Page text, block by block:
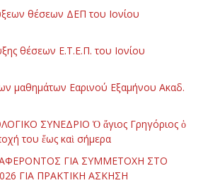
θέσεων ΔΕΠ του Ιονίου
θέσεων Ε.Τ.Ε.Π. του Ιονίου
μαθημάτων Εαρινού Εξαμήνου Ακαδ.
ΣΥΝΕΔΡΙΟ Ὁ ἅγιος Γρηγόριος ὁ
του ἕως καὶ σήμερα
ΓΙΑ ΣΥΜΜΕΤΟΧΗ ΣΤΟ
ΓΙΑ ΠΡΑΚΤΙΚΗ ΑΣΚΗΣΗ